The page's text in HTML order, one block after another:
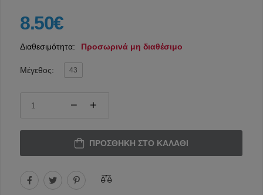
8.50€
Διαθεσιμότητα: Προσωρινά μη διαθέσιμο
Μέγεθος: 43
ΠΡΟΣΘΉΚΗ ΣΤΟ ΚΑΛΆΘΙ